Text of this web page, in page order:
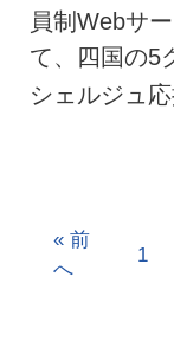
員制Webサ
て、四国の5
シェルジュ
« 前
へ
1